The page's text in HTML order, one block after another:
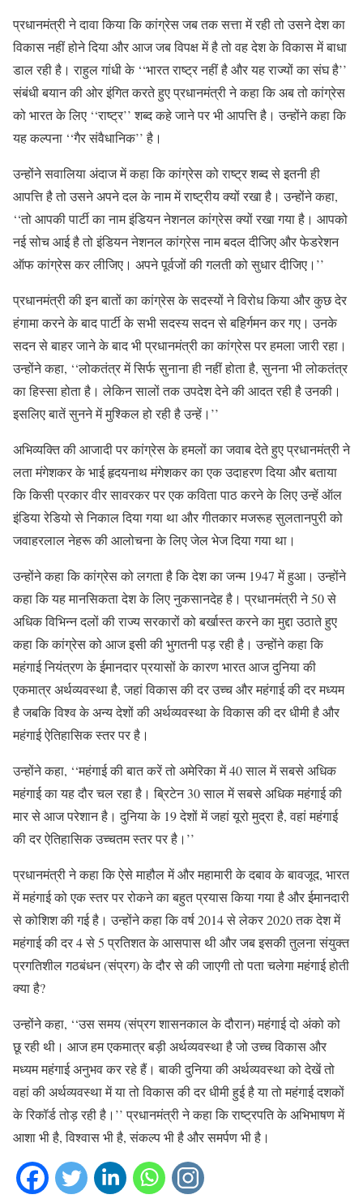
प्रधानमंत्री ने दावा किया कि कांग्रेस जब तक सत्ता में रही तो उसने देश का
विकास नहीं होने दिया और आज जब विपक्ष में है तो वह देश के विकास में बाधा
डाल रही है। राहुल गांधी के ‘‘भारत राष्ट्र नहीं है और यह राज्यों का संघ है’’
संबंधी बयान की ओर इंगित करते हुए प्रधानमंत्री ने कहा कि अब तो कांग्रेस
को भारत के लिए ‘‘राष्ट्र’’ शब्द कहे जाने पर भी आपत्ति है। उन्होंने कहा कि
यह कल्पना ‘‘गैर संवैधानिक’’ है।
उन्होंने सवालिया अंदाज में कहा कि कांग्रेस को राष्ट्र शब्द से इतनी ही
आपत्ति है तो उसने अपने दल के नाम में राष्ट्रीय क्यों रखा है। उन्होंने कहा,
‘‘तो आपकी पार्टी का नाम इंडियन नेशनल कांग्रेस क्यों रखा गया है। आपको
नई सोच आई है तो इंडियन नेशनल कांग्रेस नाम बदल दीजिए और फेडरेशन
ऑफ कांग्रेस कर लीजिए। अपने पूर्वजों की गलती को सुधार दीजिए।’’
प्रधानमंत्री की इन बातों का कांग्रेस के सदस्यों ने विरोध किया और कुछ देर
हंगामा करने के बाद पार्टी के सभी सदस्य सदन से बहिर्गमन कर गए। उनके
सदन से बाहर जाने के बाद भी प्रधानमंत्री का कांग्रेस पर हमला जारी रहा।
उन्होंने कहा, ‘‘लोकतंत्र में सिर्फ सुनाना ही नहीं होता है, सुनना भी लोकतंत्र
का हिस्सा होता है। लेकिन सालों तक उपदेश देने की आदत रही है उनकी।
इसलिए बातें सुनने में मुश्किल हो रही है उन्हें।’’
अभिव्यक्ति की आजादी पर कांग्रेस के हमलों का जवाब देते हुए प्रधानमंत्री ने
लता मंगेशकर के भाई हृदयनाथ मंगेशकर का एक उदाहरण दिया और बताया
कि किसी प्रकार वीर सावरकर पर एक कविता पाठ करने के लिए उन्हें ऑल
इंडिया रेडियो से निकाल दिया गया था और गीतकार मजरूह सुलतानपुरी को
जवाहरलाल नेहरू की आलोचना के लिए जेल भेज दिया गया था।
उन्होंने कहा कि कांग्रेस को लगता है कि देश का जन्म 1947 में हुआ। उन्होंने
कहा कि यह मानसिकता देश के लिए नुकसानदेह है। प्रधानमंत्री ने 50 से
अधिक विभिन्न दलों की राज्य सरकारों को बर्खास्त करने का मुद्दा उठाते हुए
कहा कि कांग्रेस को आज इसी की भुगतनी पड़ रही है। उन्होंने कहा कि
महंगाई नियंत्रण के ईमानदार प्रयासों के कारण भारत आज दुनिया की
एकमात्र अर्थव्यवस्था है, जहां विकास की दर उच्च और महंगाई की दर मध्यम
है जबकि विश्व के अन्य देशों की अर्थव्यवस्था के विकास की दर धीमी है और
महंगाई ऐतिहासिक स्तर पर है।
उन्होंने कहा, ‘‘महंगाई की बात करें तो अमेरिका में 40 साल में सबसे अधिक
महंगाई का यह दौर चल रहा है। ब्रिटेन 30 साल में सबसे अधिक महंगाई की
मार से आज परेशान है। दुनिया के 19 देशों में जहां यूरो मुद्रा है, वहां महंगाई
की दर ऐतिहासिक उच्चतम स्तर पर है।’’
प्रधानमंत्री ने कहा कि ऐसे माहौल में और महामारी के दबाव के बावजूद, भारत
में महंगाई को एक स्तर पर रोकने का बहुत प्रयास किया गया है और ईमानदारी
से कोशिश की गई है। उन्होंने कहा कि वर्ष 2014 से लेकर 2020 तक देश में
महंगाई की दर 4 से 5 प्रतिशत के आसपास थी और जब इसकी तुलना संयुक्त
प्रगतिशील गठबंधन (संप्रग) के दौर से की जाएगी तो पता चलेगा महंगाई होती
क्या है?
उन्होंने कहा, ‘‘उस समय (संप्रग शासनकाल के दौरान) महंगाई दो अंको को
छू रही थी। आज हम एकमात्र बड़ी अर्थव्यवस्था है जो उच्च विकास और
मध्यम महंगाई अनुभव कर रहे हैं। बाकी दुनिया की अर्थव्यवस्था को देखें तो
वहां की अर्थव्यवस्था में या तो विकास की दर धीमी हुई है या तो महंगाई दशकों
के रिकॉर्ड तोड़ रही है।’’ प्रधानमंत्री ने कहा कि राष्ट्रपति के अभिभाषण में
आशा भी है, विश्वास भी है, संकल्प भी है और समर्पण भी है।